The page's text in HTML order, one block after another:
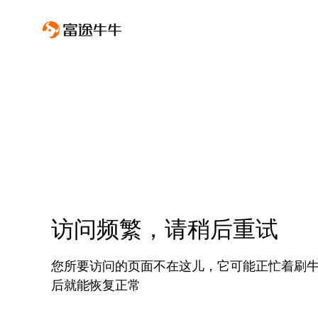
访问频繁，请稍后重试
您所要访问的页面不在这儿，它可能正忙着刷
后就能恢复正常